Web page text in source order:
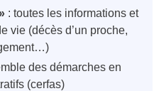
: toutes les informations et
vie (décès d’un proche,
des démarches en
(cerfas)